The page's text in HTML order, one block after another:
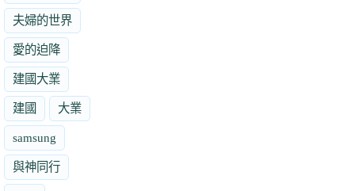
夫婦的世界
愛的迫降
建國大業
建國 大業
samsung
與神同行